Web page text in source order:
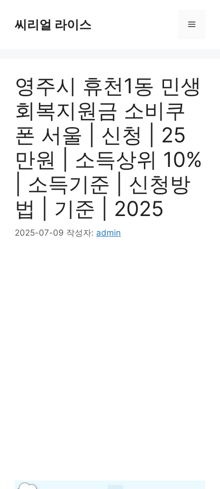
씨리얼 라이스 메
영주시 휴천1동 민생
회복지원금 소비쿠
폰 서울 | 신청 | 25
만원 | 소득상위 10%
| 소득기준 | 신청방
법 | 기준 | 2025
2025-07-09 작성자: admin